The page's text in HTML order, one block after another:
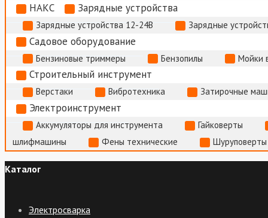
НАКС Зарядные устройства
Зарядные устройства 12-24В Зарядные
Садовое оборудование
Бензиновые триммеры Бензопилы Мойки
Строительный инструмент
Верстаки Вибротехника Затирочные
Электроинструмент
Аккумуляторы для инструмента
Гайковерты
шлифмашины
Фены технические
Каталог
Электросварка